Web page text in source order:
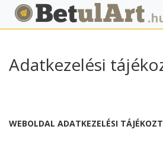
Kezdőlap Adatkezelési tájékoztató
Adatkezelési
WEBOLDAL ADATKEZELÉSI